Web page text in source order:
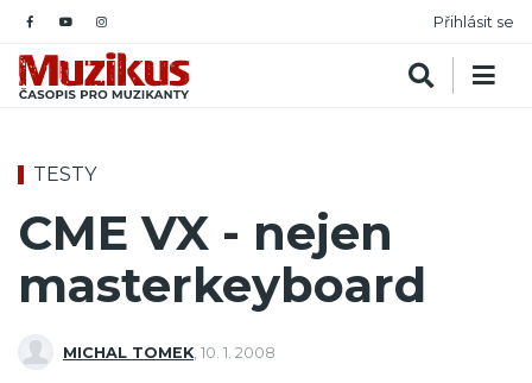
Přihlásit se
TESTY
CME VX - nejen
masterkeyboard
MICHAL TOMEK 10. 1. 2008